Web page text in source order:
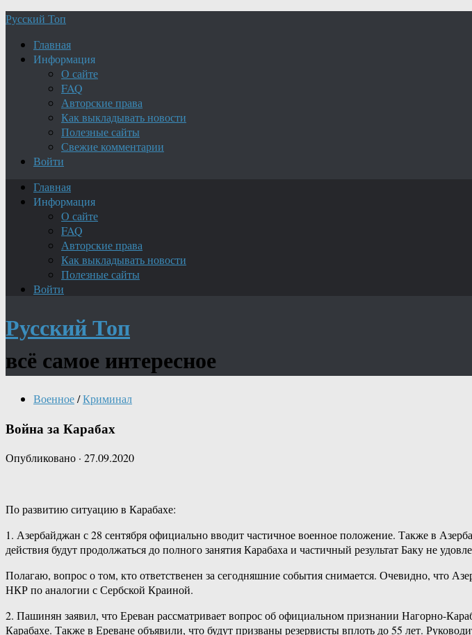
Русский Топ
Главная
Информация
О сайте
FAQ
Авторские права
Как выкладывать новости
Полезные сайты
Свежие комментарии
Войти
Главная
Информация
О сайте
FAQ
Авторские права
Как выкладывать новости
Полезные сайты
Войти
Русский Топ
всё самое интересное
Военное/Криминал
Война за Карабах
Опубликовано · 27.09.2020
По развитию ситуацию в Карабахе:
1. Азербайджан с 28 сентября официально вводит частичное военное положение. Также в
действия будут продолжаться до полного занятия Карабаха и частичный результат Баку не
Полагаю, вопрос о том, кто ответственен за сегодняшние события снимается. Очевидно, что
НКР по аналогии с Сербской Краиной.
2. Пашинян заявил, что Ереван рассматривает вопрос об официальном признании Нагорно-
Карабахе. Также в Ереване объявили, что будут призваны резервисты вплоть до 55 лет.